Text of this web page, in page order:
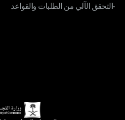
-تطبيقات تحقيق المتاجر والمستودعات
-التحقق الآلي من الطلبات والقواعد